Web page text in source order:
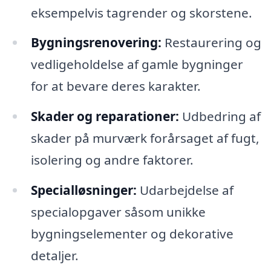
eksempelvis tagrender og skorstene.
Bygningsrenovering: Restaurering og
vedligeholdelse af gamle bygninger
for at bevare deres karakter.
Skader og reparationer: Udbedring af
skader på murværk forårsaget af fugt,
isolering og andre faktorer.
Specialløsninger: Udarbejdelse af
specialopgaver såsom unikke
bygningselementer og dekorative
detaljer.